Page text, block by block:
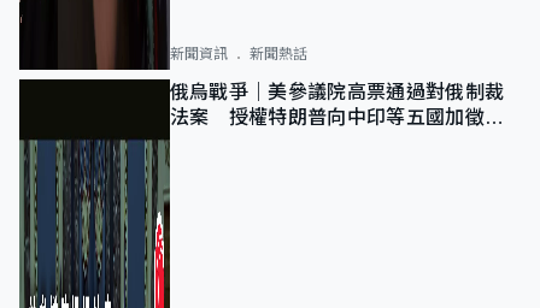
新聞資訊 新聞熱話
俄烏戰爭｜美參議院高票通過對俄制裁
法案 授權特朗普向中印等五國加徵
100%關稅